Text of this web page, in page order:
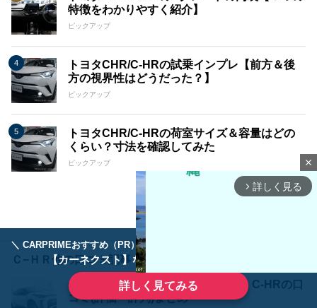
＼ CARPRIMEおすすめ（PR） ／
【カーネクスト】ならどんなクルマも高価買取
詳しく見てみる
特徴をわかりやすく紹介】
ピックアップ
トヨタCHR/C-HRの試乗インプレ【前方＆後
方の視界性はどうだった？】
ピックアップ
トヨタCHR/C-HRの荷室サイズ＆容量はどの
くらい？寸法を確認してみた
ピックアップ
Ｃ−ＨＲ他の口コミ記事
一般のドライバーに聞いた！トヨタ C-HRの口
コミ(評価・評判)まとめ
close
arrow_forward_ios 詳しく見る